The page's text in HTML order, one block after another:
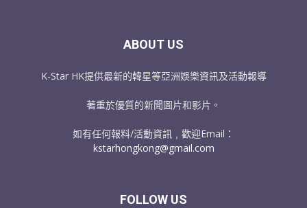
ABOUT US
K-Star HK提供最新的韓星等亞洲娛樂資訊及活動報導
著重於優質的新聞圖片和影片。
如有任何報料/活動資訊﹐歡迎Email：
kstarhongkong@gmail.com
FOLLOW US